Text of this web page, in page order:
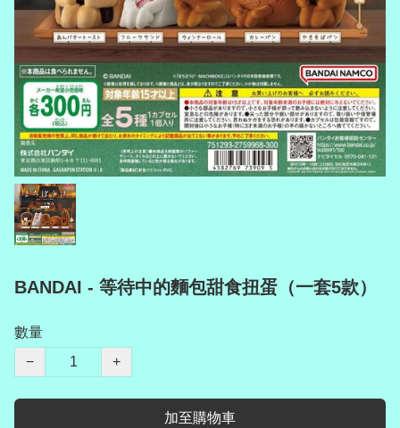
BANDAI - 等待中的麵包甜食扭蛋（一套5款）
數量
−
+
加至購物車